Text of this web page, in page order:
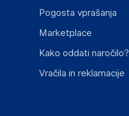
zahtevanimi predpisi.
Pogosta vprašanja
Marketplace
Kako oddati naročilo?
Vračila in reklamacije